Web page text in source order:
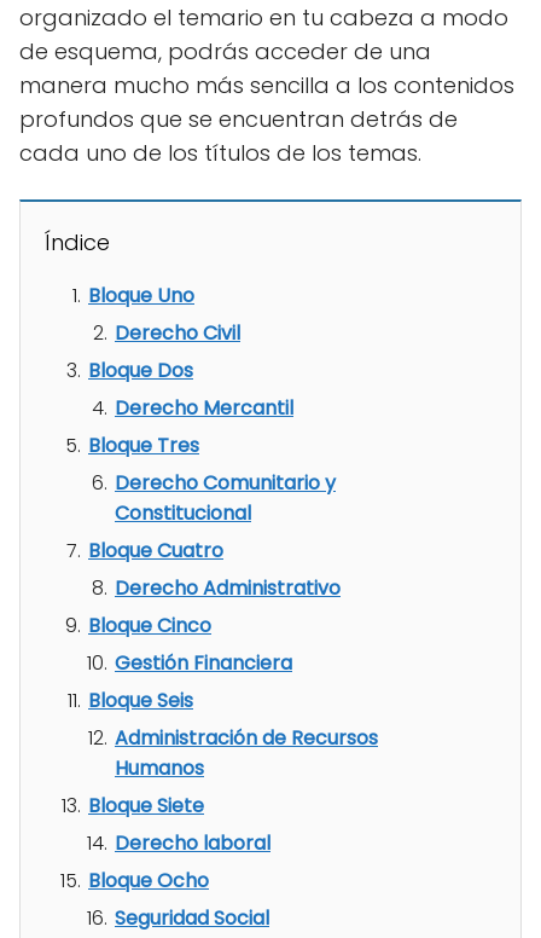
organizado el temario en tu cabeza a modo
de esquema, podrás acceder de una
manera mucho más sencilla a los contenidos
profundos que se encuentran detrás de
cada uno de los títulos de los temas.
Índice
Bloque Uno
Derecho Civil
Bloque Dos
Derecho Mercantil
Bloque Tres
Derecho Comunitario y
Constitucional
Bloque Cuatro
Derecho Administrativo
Bloque Cinco
Gestión Financiera
Bloque Seis
Administración de Recursos
Humanos
Bloque Siete
Derecho laboral
Bloque Ocho
Seguridad Social